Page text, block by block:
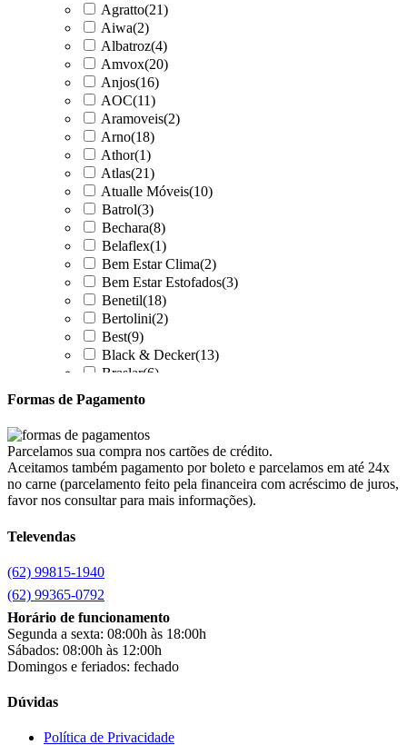
Agratto(21)
Aiwa(2)
Albatroz(4)
Amvox(20)
Anjos(16)
AOC(11)
Aramoveis(2)
Arno(18)
Athor(1)
Atlas(21)
Atualle Móveis(10)
Batrol(3)
Bechara(8)
Belaflex(1)
Bem Estar Clima(2)
Bem Estar Estofados(3)
Benetil(18)
Bertolini(2)
Best(9)
Black & Decker(13)
Braslar(6)
Britânia
cadence
Cairu(7)
Canaã Moveis (0)
Canaã Móveis(2)
Carioca Móveis(8)
Clarice
clock
Colibri
Colli(53)
Colormaq(43)
Companhia do Estofado
Cotherm(2)
Formas de Pagamento
Parcelamos sua compra nos cartões de crédito.
Aceitamos também pagamento por boleto e parcelamos em até 24x
no carne (parcelamento feito pela financeira com acréscimo de juros,
favor nos consultar para mais informações).
Televendas
(62) 99815-1940
(62) 99365-0792
Horário de funcionamento
Segunda a sexta: 08:00h às 18:00h
Sábados: 08:00h às 12:00h
Domingos e feriados: fechado
Dúvidas
Política de Privacidade